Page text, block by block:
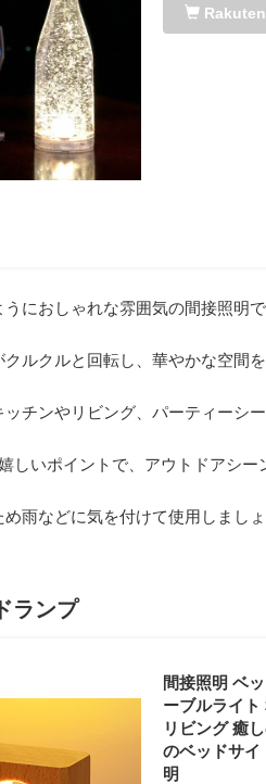
におしゃれな雰囲気の間接照明で
ルクルと回転し、華やかな空間を
チンやリビング、パーティーシ
しいポイントで、アウトドアシー
雨などに気を付けて使用しましょ
ランプ
間接照明 ベ
ーブルライ
リビング 癒
のベッドサイ
明